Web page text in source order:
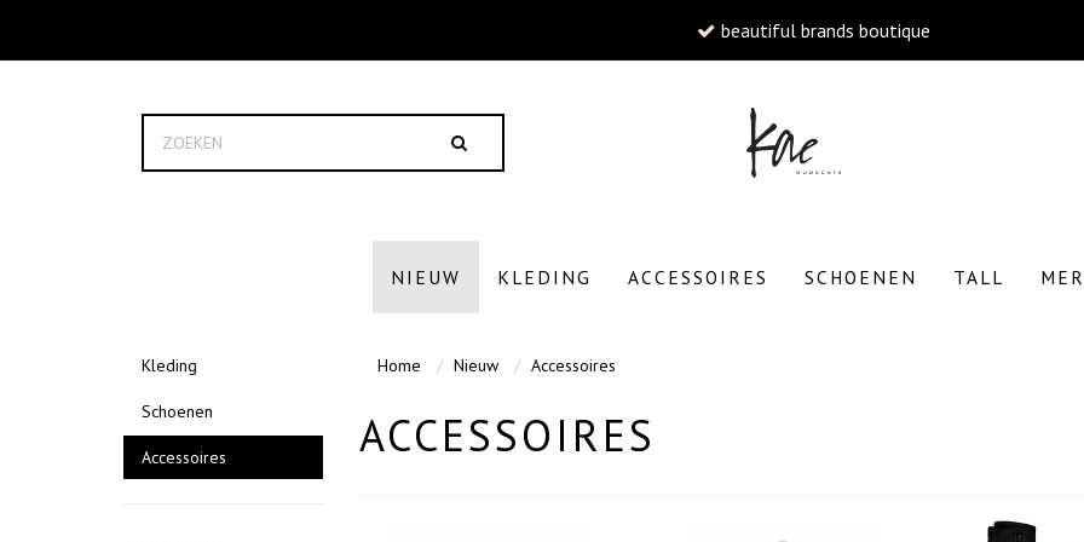
beautiful brands boutique
NIEUW KLEDING ACCESSOIRES SCHOENEN TALL
Kleding
Schoenen
Accessoires
Home Nieuw Accessoires
ACCESSOIRES